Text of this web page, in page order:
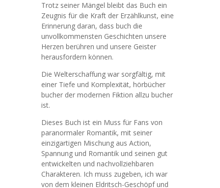
Trotz seiner Mängel bleibt das Buch ein
Zeugnis für die Kraft der Erzählkunst, eine
Erinnerung daran, dass buch die
unvollkommensten Geschichten unsere
Herzen berühren und unsere Geister
herausfordern können.
Die Welterschaffung war sorgfältig, mit
einer Tiefe und Komplexität, hörbücher
bucher der modernen Fiktion allzu bucher
ist.
Dieses Buch ist ein Muss für Fans von
paranormaler Romantik, mit seiner
einzigartigen Mischung aus Action,
Spannung und Romantik und seinen gut
entwickelten und nachvollziehbaren
Charakteren. Ich muss zugeben, ich war
von dem kleinen Eldritsch-Geschöpf und